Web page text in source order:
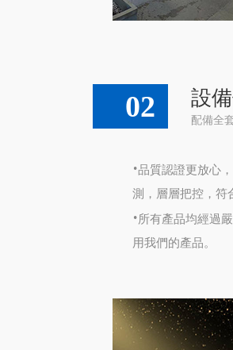
02 設
配備全
·品質認證更放心
測，層層把控，符
·所有產品均經過
用我們的產品。